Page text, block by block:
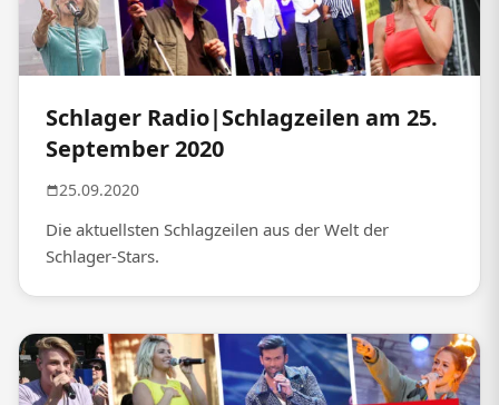
Schlager Radio|Schlagzeilen am 25.
September 2020
25.09.2020
Die aktuellsten Schlagzeilen aus der Welt der
Schlager-Stars.